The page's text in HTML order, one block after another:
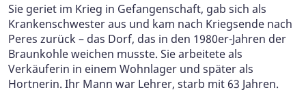
Sie geriet im Krieg in Gefangenschaft, gab sich als
Krankenschwester aus und kam nach Kriegsende nach
Peres zurück – das Dorf, das in den 1980er-Jahren der
Braunkohle weichen musste. Sie arbeitete als
Verkäuferin in einem Wohnlager und später als
Hortnerin. Ihr Mann war Lehrer, starb mit 63 Jahren.